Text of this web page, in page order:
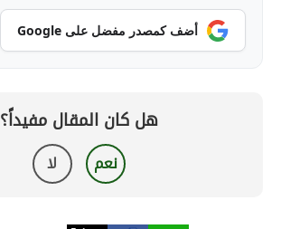
أضف كمصدر مفضل على Google
هل كان المقال مفيداً؟
نعم لا